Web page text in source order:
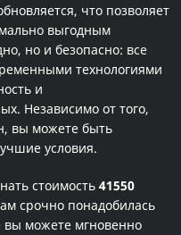
что позволяет
выгодным
но и безопасно: все
технологиями
и
Независимо от того,
вы можете быть
условия.
стоимость 41550
срочно понадобилась
можете мгновенно